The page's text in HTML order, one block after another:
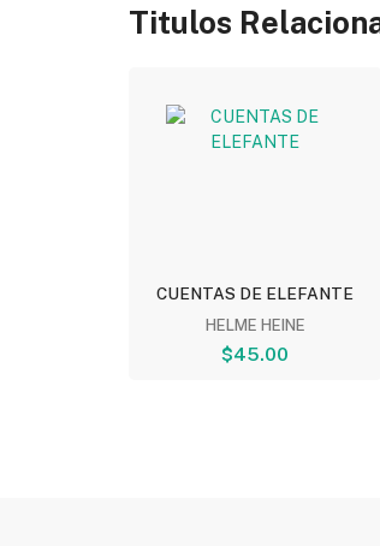
Titulos
CUENTAS DE ELEFANTE
HELME HEINE
$45.00